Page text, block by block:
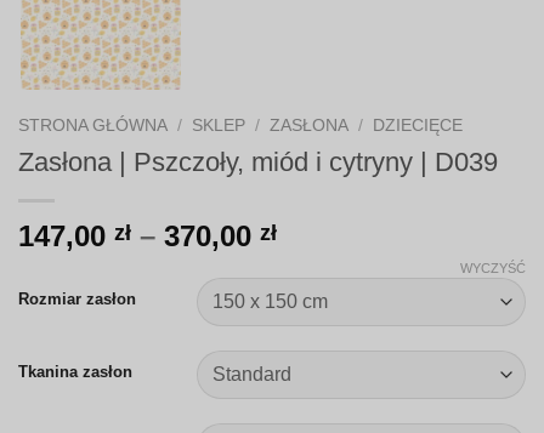
STRONA GŁÓWNA / SKLEP / ZASŁONA / DZIECIĘCE
Zasłona | Pszczoły, miód i cytryny | D039
147,00 zł – 370,00 złZakres
od
147,00 zł
do
370,00 zł
Rozmiar zasłon
Tkanina zasłon
WYCZYŚĆ